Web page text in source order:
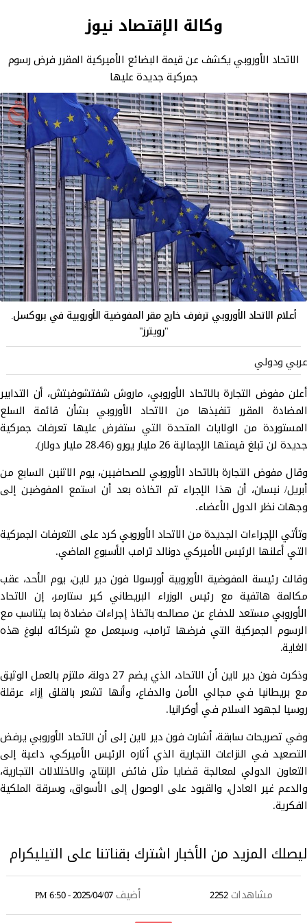
وكالة الإقتصاد نيوز
الاتحاد الأوروبي يكشف عن قيمة البضائع الأميركية المقرر فرض رسوم
جمركية جديدة عليها
أعلام الاتحاد الأوروبي ترفرف خارج مقر المفوضية الأوروبية في بروكسل.
"رويترز"
عربي ودولي
أعلن مفوض التجارة بالاتحاد الأوروبي، ماروش شفتشوفيتش، أن التدابير
المضادة المقرر تنفيذها من الاتحاد الأوروبي بشأن قائمة السلع
المستوردة من الولايات المتحدة التي ستفرض عليها تعرفات جمركية
جديدة لن تبلغ قيمتها الإجمالية 26 مليار يورو (28.46 مليار دولار).
وقال مفوض التجارة بالاتحاد الأوروبي للصحافيين، يوم الاثنين السابع من
أبريل/ نيسان، أن هذا الإجراء تم اتخاذه بعد أن استمع المفوضين إلى
وجهات نظر الدول الأعضاء.
وتأتي الإجراءات الجديدة من الاتحاد الأوروبي كرد على التعرفات الجمركية
التي أعلنها الرئيس الأميركي دونالد ترامب الأسبوع الماضي.
وقالت رئيسة المفوضية الأوروبية أورسولا فون دير لاين، يوم الأحد، عقب
مكالمة هاتفية مع رئيس الوزراء البريطاني كير ستارمر، إن الاتحاد
الأوروبي مستعد للدفاع عن مصالحه باتخاذ إجراءات مضادة بما يتناسب مع
الرسوم الجمركية التي فرضها ترامب، وسيعمل مع شركائه لبلوغ هذه
الغاية.
وذكرت فون دير لاين أن الاتحاد، الذي يضم 27 دولة، ملتزم بالعمل الوثيق
مع بريطانيا في مجالي الأمن والدفاع، وأنها تشعر بالقلق إزاء عرقلة
روسيا لجهود السلام في أوكرانيا.
وفي تصريحات سابقة، أشارت فون دير لاين إلى أن الاتحاد الأوروبي يرفض
التصعيد في النزاعات التجارية الذي أثاره الرئيس الأميركي، داعية إلى
التعاون الدولي لمعالجة قضايا مثل فائض الإنتاج، والاختلالات التجارية،
والدعم غير العادل، والقيود على الوصول إلى الأسواق، وسرقة الملكية
الفكرية.
ليصلك المزيد من الأخبار اشترك بقناتنا على التيليكرام
مشاهدات2252 أضيف2025/04/07 - 6:50 PM